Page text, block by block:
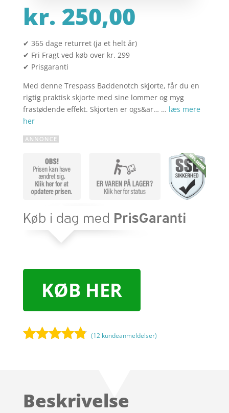
kr. 250,00
✔ 365 dage returret (ja et helt år)
✔ Fri Fragt ved køb over kr. 299
✔ Prisgaranti
Med denne Trespass Baddenotch skjorte, får du en
rigtig praktisk skjorte med sine lommer og myg
frastødende effekt. Skjorten er ogs&ar… … læs mere
her
KØB HER
kundebedø
(12 kundeanmeldelser)
Beskrivelse